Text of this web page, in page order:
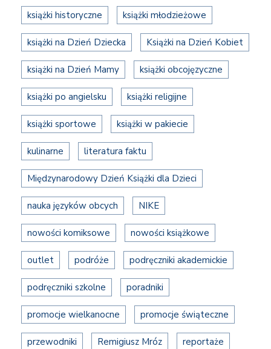
książki historyczne książki młodzieżowe
książki na Dzień Dziecka Książki na Dzień Kobiet
książki na Dzień Mamy książki obcojęzyczne
książki po angielsku książki religijne
książki sportowe książki w pakiecie
kulinarne literatura faktu
Międzynarodowy Dzień Książki dla Dzieci
nauka języków obcych NIKE
nowości komiksowe nowości książkowe
outlet podróże podręczniki akademickie
podręczniki szkolne poradniki
promocje wielkanocne promocje świąteczne
przewodniki Remigiusz Mróz reportaże